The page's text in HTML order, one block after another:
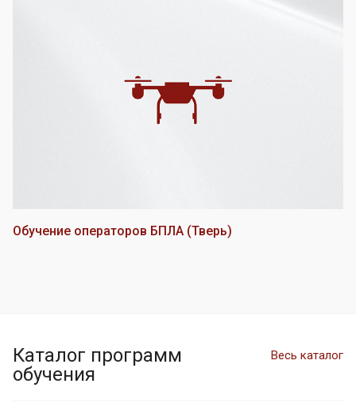
Обучение операторов БПЛА (Тверь)
Весь каталог
Каталог программ
обучения